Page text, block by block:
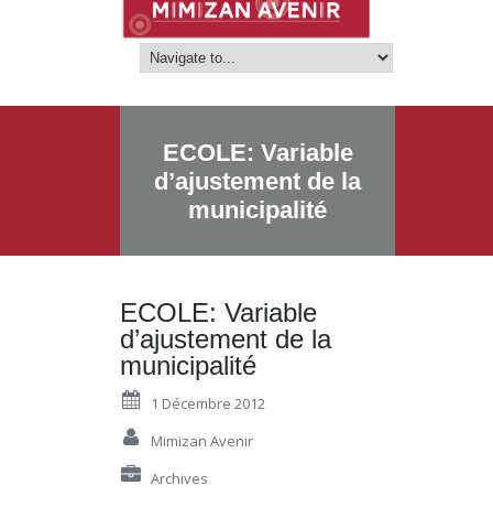
ECOLE: Variable
d’ajustement de la
municipalité
ECOLE: Variable
d’ajustement de la
municipalité
1 Décembre 2012
Mimizan Avenir
Archives